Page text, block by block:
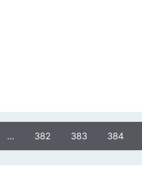
… 382 383 384